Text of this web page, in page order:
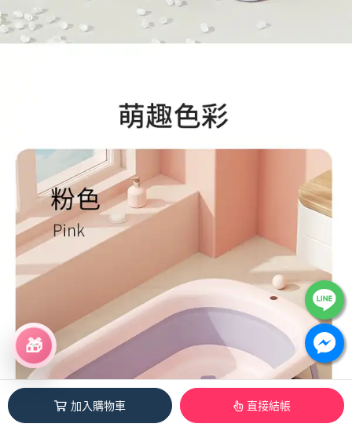
加入購物車 直接結帳
🎁